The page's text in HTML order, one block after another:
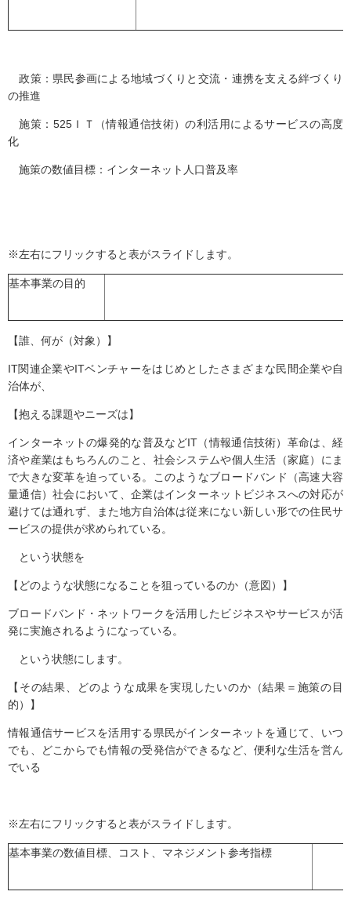
政策：県民参画による地域づくりと交流・連携を支える絆づくり
の推進
施策：525ＩＴ（情報通信技術）の利活用によるサービスの高度
化
施策の数値目標：インターネット人口普及率
※左右にフリックすると表がスライドします。
基本事業の目的
【誰、何が（対象）】
IT関連企業やITベンチャーをはじめとしたさまざまな民間企業や自
治体が、
【抱える課題やニーズは】
インターネットの爆発的な普及などIT（情報通信技術）革命は、経
済や産業はもちろんのこと、社会システムや個人生活（家庭）にま
で大きな変革を迫っている。このようなブロードバンド（高速大容
量通信）社会において、企業はインターネットビジネスへの対応が
避けては通れず、また地方自治体は従来にない新しい形での住民サ
ービスの提供が求められている。
という状態を
【どのような状態になることを狙っているのか（意図）】
ブロードバンド・ネットワークを活用したビジネスやサービスが活
発に実施されるようになっている。
という状態にします。
【その結果、どのような成果を実現したいのか（結果＝施策の目
的）】
情報通信サービスを活用する県民がインターネットを通じて、いつ
でも、どこからでも情報の受発信ができるなど、便利な生活を営ん
でいる
※左右にフリックすると表がスライドします。
基本事業の数値目標、コスト、マネジメント参考指標